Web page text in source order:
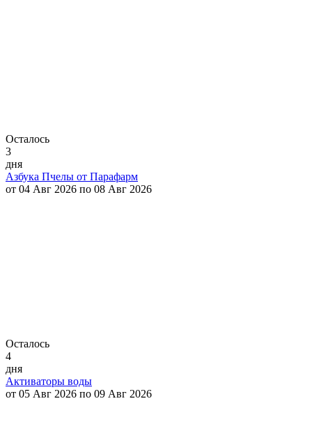
Осталось
3
дня
Азбука Пчелы от Парафарм
от 04 Авг 2026 по 08 Авг 2026
Осталось
4
дня
Активаторы воды
от 05 Авг 2026 по 09 Авг 2026